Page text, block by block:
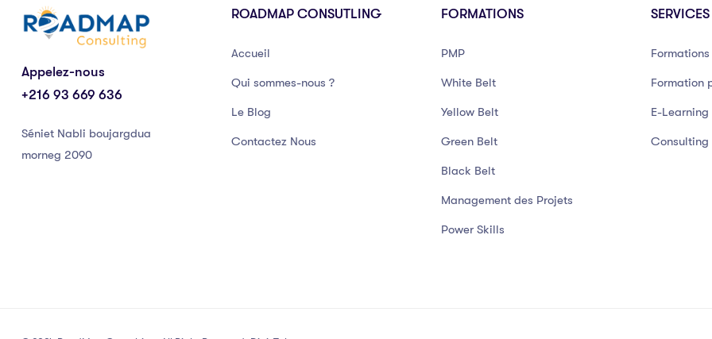
Appelez-nous
+216 93 669 636
Séniet Nabli boujargdua
morneg 2090
ROADMAP CONSUTLING
Accueil
Qui sommes-nous ?
Le Blog
Contactez Nous
FORMATIONS
PMP
White Belt
Yellow Belt
Green Belt
Black Belt
Management des Projets
Power Skills
SERVICES
Formation
E-Learning
Consulting